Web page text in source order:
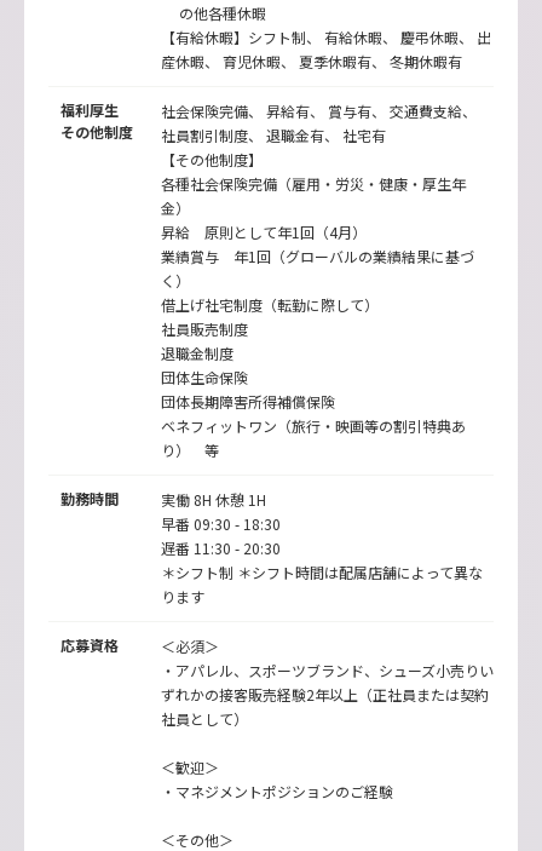
の他各種休暇
【有給休暇】シフト制、 有給休暇、 慶弔休暇、 出
産休暇、 育児休暇、 夏季休暇有、 冬期休暇有
福利厚生
その他制度
社会保険完備、 昇給有、 賞与有、 交通費支給、
社員割引制度、 退職金有、 社宅有
【その他制度】
各種社会保険完備（雇用・労災・健康・厚生年
金）
昇給 原則として年1回（4月）
業績賞与 年1回（グローバルの業績結果に基づ
く）
借上げ社宅制度（転勤に際して）
社員販売制度
退職金制度
団体生命保険
団体長期障害所得補償保険
ベネフィットワン（旅行・映画等の割引特典あ
り） 等
勤務時間
実働 8H 休憩 1H
早番 09:30 - 18:30
遅番 11:30 - 20:30
＊シフト制 ＊シフト時間は配属店舗によって異な
ります
応募資格
＜必須＞
・アパレル、スポーツブランド、シューズ小売りい
ずれかの接客販売経験2年以上（正社員または契約
社員として）
＜歓迎＞
・マネジメントポジションのご経験
＜その他＞